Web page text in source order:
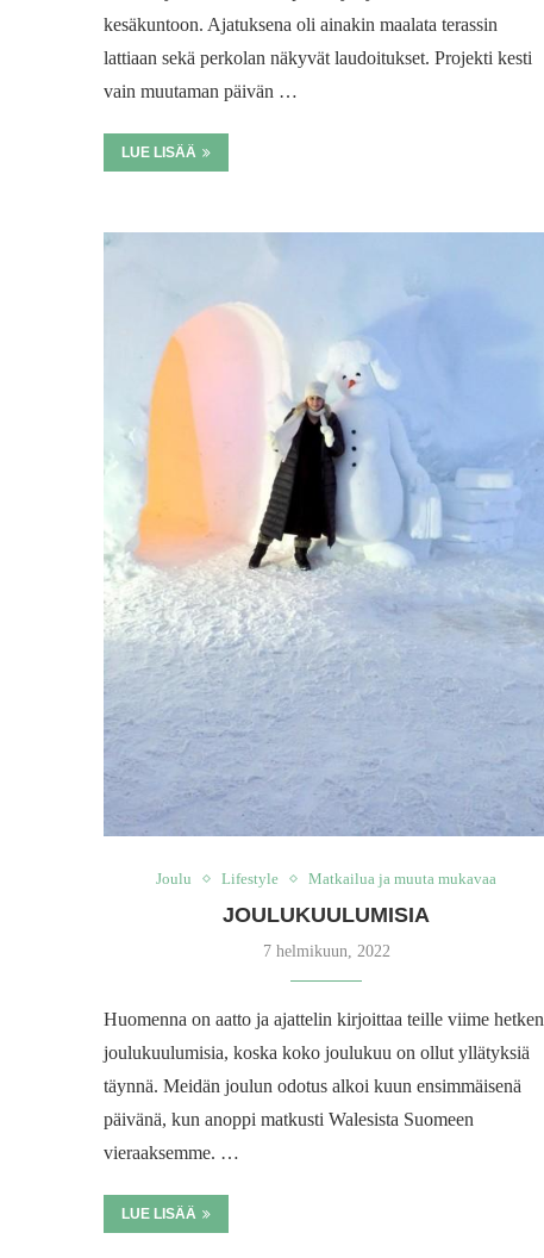
kesäkuntoon. Ajatuksena oli ainakin maalata terassin
lattiaan sekä perkolan näkyvät laudoitukset. Projekti kesti
vain muutaman päivän …
LUE LISÄÄ
Joulu Lifestyle Matkailua ja muuta mukavaa
JOULUKUULUMISIA
7 helmikuun, 2022
Huomenna on aatto ja ajattelin kirjoittaa teille viime hetken
joulukuulumisia, koska koko joulukuu on ollut yllätyksiä
täynnä. Meidän joulun odotus alkoi kuun ensimmäisenä
päivänä, kun anoppi matkusti Walesista Suomeen
vieraaksemme. …
LUE LISÄÄ